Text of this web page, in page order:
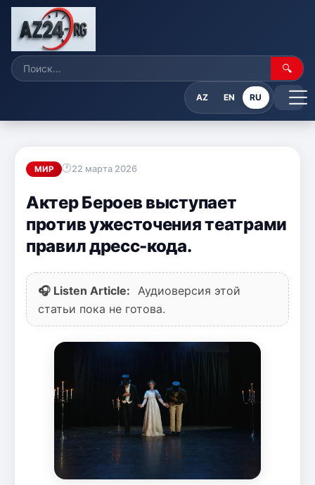
🔍
AZ EN RU
МИР 22 марта 2026
Актер Бероев выступает
против ужесточения театрами
правил дресс-кода.
🎧 Listen Article:
Аудиоверсия этой
статьи пока не готова.